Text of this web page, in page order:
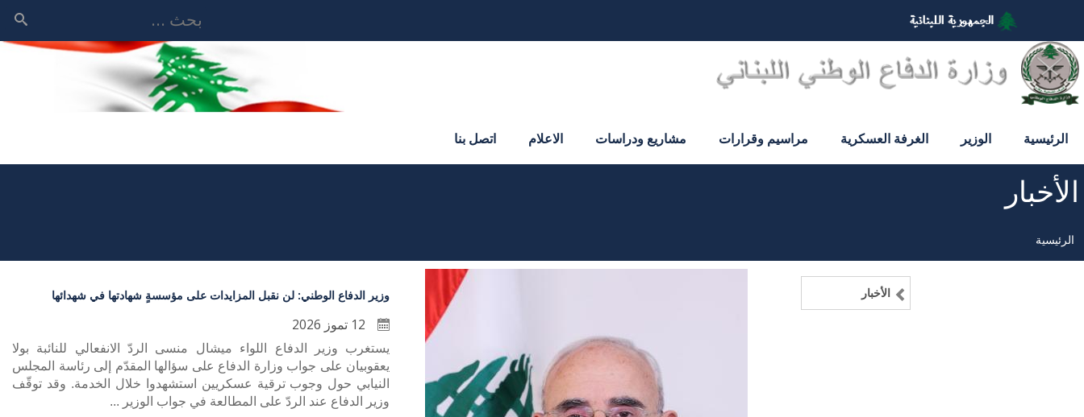
المحتوى
الرئيسي
الرئيسية الوزير الغرفة العسكرية مراسيم وقرارات مشاريع ودراسات الاعلام اتصل بنا
الأخبار
مسار
الرئيسية
وزير الدفاع الوطني: لن نقبل المزايدات على مؤسسةٍ شهادتها في شهدائها
يستغرب وزير الدفاع اللواء ميشال منسى الردّ الانفعالي للنائبة بولا
يعقوبيان على جواب وزارة الدفاع على سؤالها المقدّم إلى رئاسة المجلس
النيابي حول وجوب ترقية عسكريين استشهدوا خلال الخدمة. وقد توقّف
وزير الدفاع عند الردّ على المطالعة في جواب الوزير ...
الأخبار